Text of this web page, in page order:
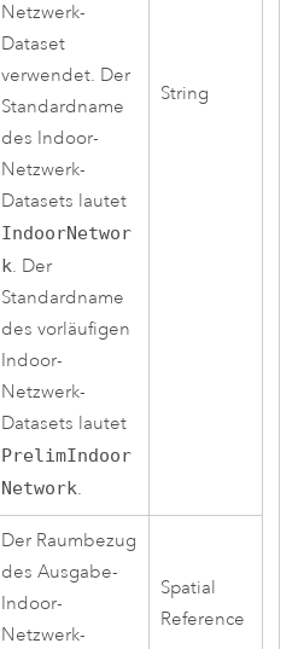
Netzwerk-
Dataset
verwendet. Der
Standardname
des Indoor-
Netzwerk-
Datasets lautet
IndoorNetwor
k. Der
Standardname
des vorläufigen
Indoor-
Netzwerk-
Datasets lautet
PrelimIndoor
Network.
String
Der Raumbezug
des Ausgabe-
Indoor-
Netzwerk-
Spatial
Reference